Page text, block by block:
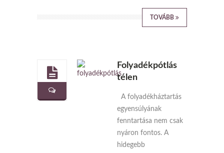
TOVÁBB
Folyadékpótlás
télen
A folyadékháztartás
egyensúlyának
fenntartása nem csak
nyáron fontos. A
hidegebb